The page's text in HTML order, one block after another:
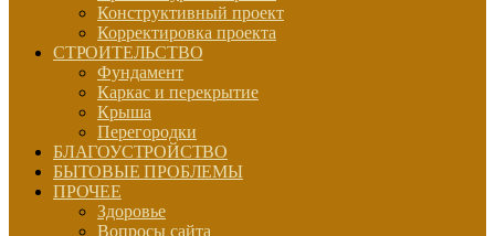
Конструктивный проект
Корректировка проекта
СТРОИТЕЛЬСТВО
Фундамент
Каркас и перекрытие
Крыша
Перегородки
БЛАГОУСТРОЙСТВО
БЫТОВЫЕ ПРОБЛЕМЫ
ПРОЧЕЕ
Здоровье
Вопросы сайта